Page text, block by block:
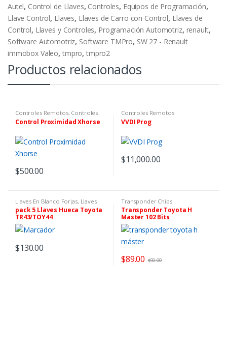
Autel, Control de Llaves, Controles, Equipos de Programación,
Llave Control, Llaves, Llaves de Carro con Control, Llaves de
Control, Llaves y Controles, Programación Automotriz, renault,
Software Automotriz, Software TMPro, SW 27 - Renault
immobox Valeo, tmpro, tmpro2
Productos relacionados
Controles Remotos, Controles
Xhorse
Control Proximidad Xhorse
$500.00
Controles Remotos
VVDI Prog
$11,000.00
Llaves En Blanco Forjas, Llaves
Huecas Portachip Auto
pack 5 Llaves Hueca Toyota
TR43/TOY44
$130.00
Transponder Chips
Transponder Toyota H
Master 102 Bits
$89.00 $90.00